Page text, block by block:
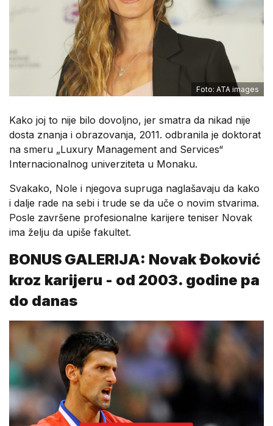
Foto: ATA images
Kako joj to nije bilo dovoljno, jer smatra da nikad nije
dosta znanja i obrazovanja, 2011. odbranila je doktorat
na smeru „Luxury Management and Services“
Internacionalnog univerziteta u Monaku.
Svakako, Nole i njegova supruga naglašavaju da kako
i dalje rade na sebi i trude se da uče o novim stvarima.
Posle završene profesionalne karijere teniser Novak
ima želju da upiše fakultet.
BONUS GALERIJA: Novak Đoković
kroz karijeru - od 2003. godine pa
do danas